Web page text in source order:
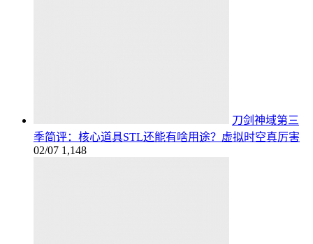
刀剑神域第三
季简评：核心道具STL还能有啥用途？虚拟时空真厉害
02/07 1,148